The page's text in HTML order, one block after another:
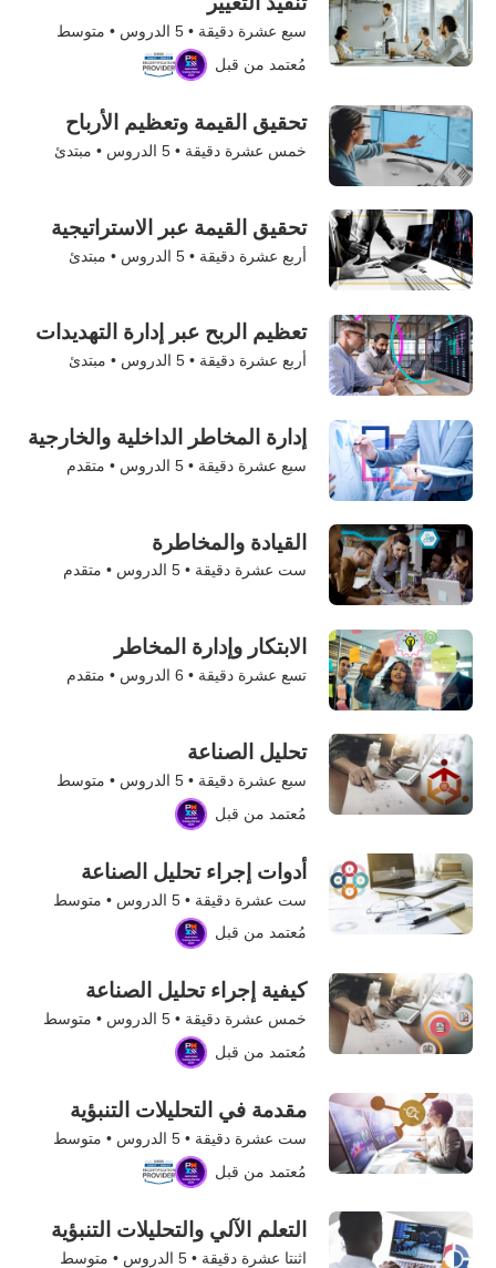
سبع عشرة دقيقة •5 الدروس • متوسط
مُعتمد من قبل
تحقيق القيمة وتعظيم الأرباح
خمس عشرة دقيقة •5 الدروس • مبتدئ
تحقيق القيمة عبر الاستراتيجية
أربع عشرة دقيقة •5 الدروس • مبتدئ
تعظيم الربح عبر إدارة التهديدات
أربع عشرة دقيقة •5 الدروس • مبتدئ
إدارة المخاطر الداخلية والخارجية
سبع عشرة دقيقة •5 الدروس • متقدم
القيادة والمخاطرة
ست عشرة دقيقة •5 الدروس • متقدم
الابتكار وإدارة المخاطر
تسع عشرة دقيقة • 6 الدروس • متقدم
تحليل الصناعة
سبع عشرة دقيقة •5 الدروس • متوسط
مُعتمد من قبل
أدوات إجراء تحليل الصناعة
ست عشرة دقيقة •5 الدروس • متوسط
مُعتمد من قبل
كيفية إجراء تحليل الصناعة
خمس عشرة دقيقة •5 الدروس • متوسط
مُعتمد من قبل
مقدمة في التحليلات التنبؤية
ست عشرة دقيقة •5 الدروس • متوسط
مُعتمد من قبل
التعلم الآلي والتحليلات التنبؤية
اثنتا عشرة دقيقة •5 الدروس • متوسط